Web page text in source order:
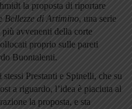
la proposta di riportare
Bellezze di Artimino, una serie
avvenenti della corte
proprio sulle pareti
Buontalenti.
Prestanti e Spinelli, che su
a riguardo, l’idea è piaciuta al
la proposta, e sta